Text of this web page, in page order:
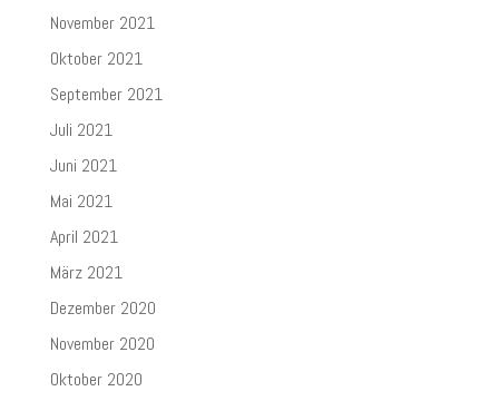
November 2021
Oktober 2021
September 2021
Juli 2021
Juni 2021
Mai 2021
April 2021
März 2021
Dezember 2020
November 2020
Oktober 2020